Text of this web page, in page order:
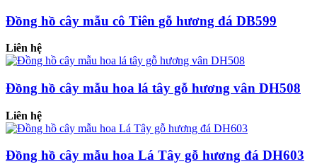
Đồng hồ cây mẫu cô Tiên gỗ hương đá DB599
Liên hệ
Đồng hồ cây mẫu hoa lá tây gỗ hương vân DH508
Liên hệ
Đồng hồ cây mẫu hoa Lá Tây gỗ hương đá DH603